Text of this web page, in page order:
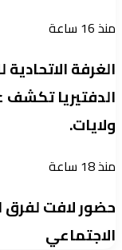
منذ 16 ساعة
الغرفة
ولايات.
منذ 18 ساعة
حضور لافت لفرق
الاجتماعي